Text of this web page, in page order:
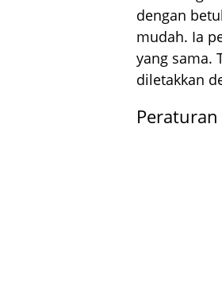
dengan
mudah. Ia
yang sama.
diletakkan